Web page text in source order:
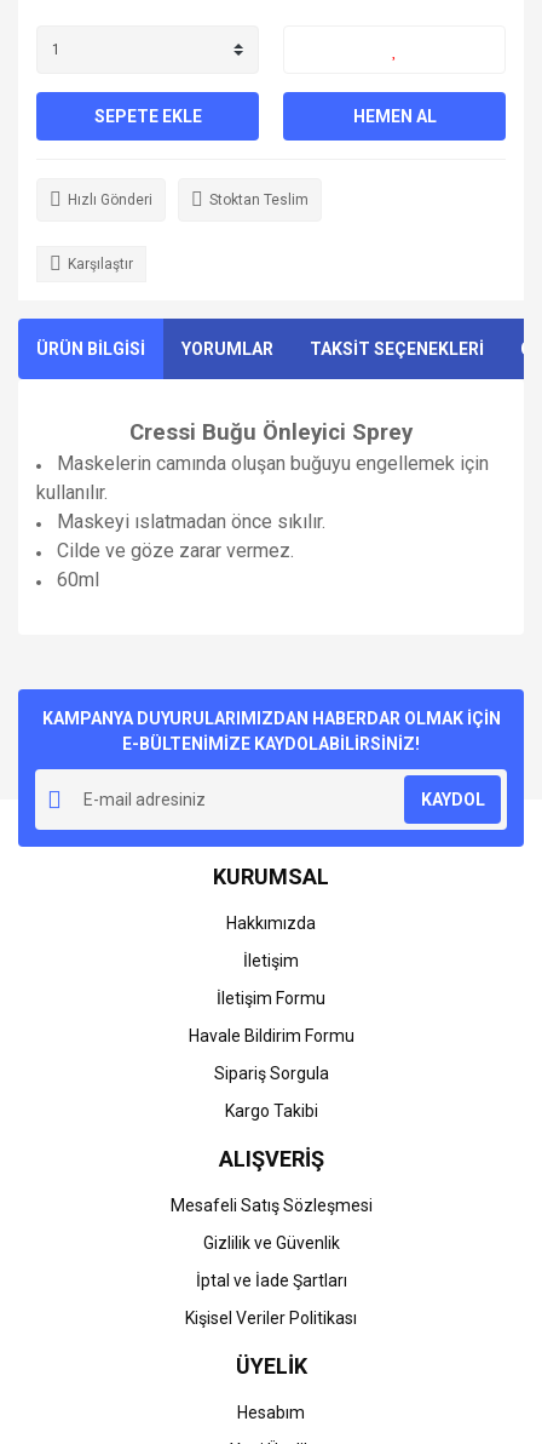
SEPETE EKLE HEMEN AL
Hızlı Gönderi Stoktan Teslim
Karşılaştır
ÜRÜN BİLGİSİ YORUMLAR TAKSİT SEÇENEKLERİ
Cressi Buğu Önleyici Sprey
Maskelerin camında oluşan buğuyu engellemek için
kullanılır.
Maskeyi ıslatmadan önce sıkılır.
Cilde ve göze zarar vermez.
60ml
Yorum Yaz
kullanarak tarafımıza iletebilirsiniz.
Görüş ve önerileriniz için teşekkür ederiz.
Ürün resmi kalitesiz, bozuk veya görüntülenemiyor.
Ürün açıklamasında eksik bilgiler bulunuyor.
Ürün bilgilerinde hatalar bulunuyor.
Ürün fiyatı diğer sitelerden daha pahalı.
Gönder
KAMPANYA DUYURULARIMIZDAN HABERDAR OLMAK İÇİN
E-BÜLTENİMİZE KAYDOLABİLİRSİNİZ!
KAYDOL
KURUMSAL
Hakkımızda
İletişim
İletişim Formu
Havale Bildirim Formu
Sipariş Sorgula
Kargo Takibi
ALIŞVERİŞ
Mesafeli Satış Sözleşmesi
Gizlilik ve Güvenlik
İptal ve İade Şartları
Kişisel Veriler Politikası
ÜYELİK
Hesabım